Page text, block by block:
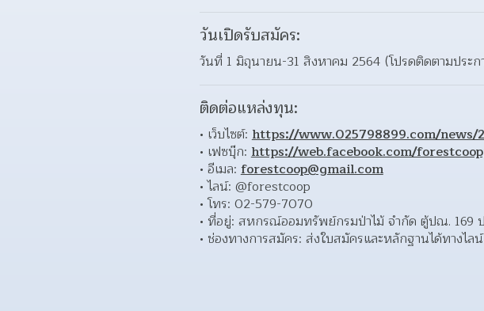
วันเปิดรับสมัคร:
วันที่ 1 มิถุนายน-31 สิงหาคม 2564 (โปรดติดตามประ
ติดต่อแหล่งทุน:
เว็บไซต์: https://www.025798899.com/news/
เฟซบุ๊ก: https://web.facebook.com/
อีเมล: forestcoop@gmail.com
ไลน์: @forestcoop
โทร: 02-579-7070
ที่อยู่: สหกรณ์ออมทรัพย์กรมป่าไม้ จำกัด ตู้ปณ. 169
ช่องทางการสมัคร: ส่งใบสมัครและหลักฐานได้ทางไ